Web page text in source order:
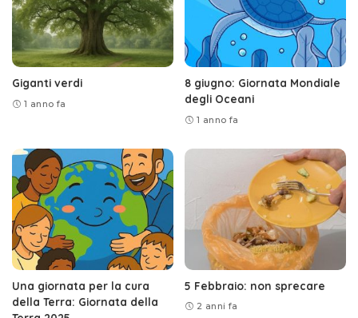
Giganti verdi
1 anno fa
8 giugno: Giornata Mondiale
degli Oceani
1 anno fa
Una giornata per la cura
della Terra: Giornata della
5 Febbraio: non sprecare
2 anni fa